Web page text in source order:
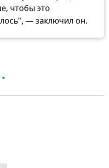
чтобы это
— заключил он.